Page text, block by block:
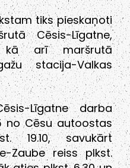
tiks pieskaņoti
Cēsis-Līgatne,
kā arī maršrutā
stacija-Valkas
Līgatne darba
no Cēsu autoostas
19.10, savukārt
Zaube reiss plkst.